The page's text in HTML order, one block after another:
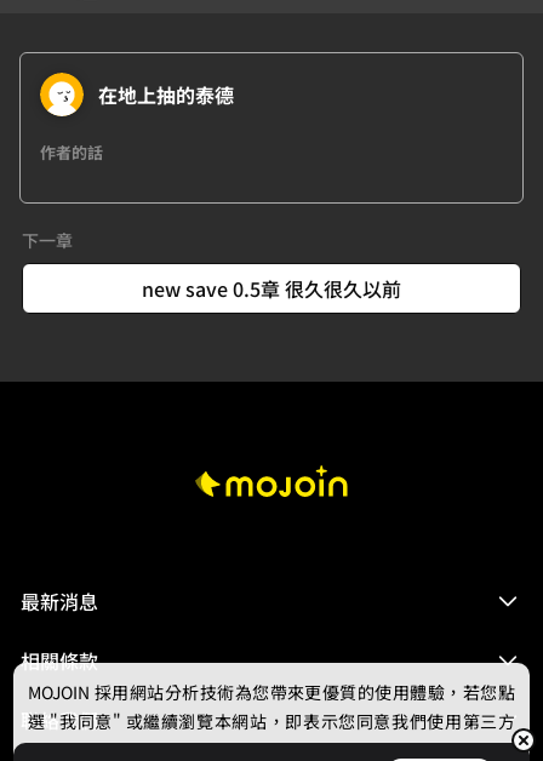
在地上抽的泰德
作者的話
下一章
new save 0.5章 很久很久以前
最新消息
相關條款
聯絡我們
MOJOIN 採用網站分析技術為您帶來更優質的使用體驗，若您點
選 "我同意" 或繼續瀏覽本網站，即表示您同意我們使用第三方
Cookie，欲瞭解更多資訊請見隱私權政策。